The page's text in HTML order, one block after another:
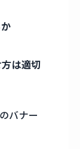
は適切
バナー